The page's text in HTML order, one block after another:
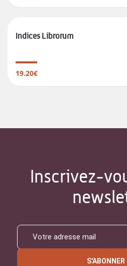
Indices Librorum
19.20€
Inscrivez-
S'ABONNER